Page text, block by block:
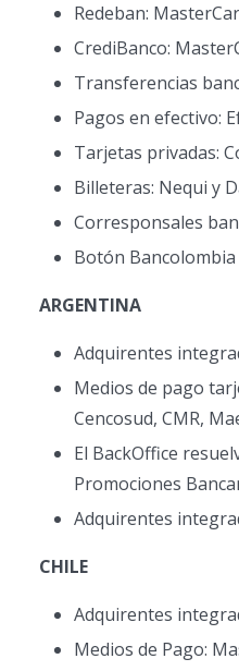
Redeban:
CrediBanco:
Transferencias
Pagos en efectivo:
Tarjetas privadas:
Billeteras: Nequi y
Corresponsales
Botón Bancolombia
ARGENTINA
Adquirentes
Medios de pago
Cencosud, CMR,
El BackOffice
Promociones
Adquirentes
CHILE
Adquirentes
Medios de Pago: